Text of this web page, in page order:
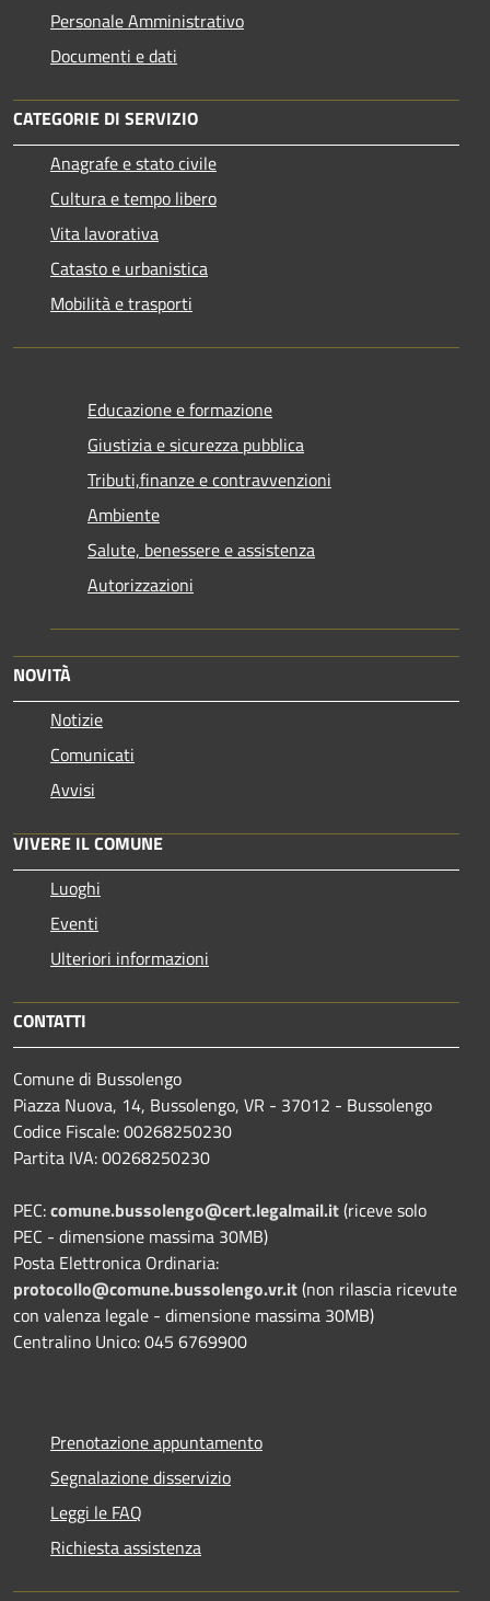
Personale Amministrativo
Documenti e dati
CATEGORIE DI SERVIZIO
Anagrafe e stato civile
Cultura e tempo libero
Vita lavorativa
Catasto e urbanistica
Mobilità e trasporti
Educazione e formazione
Giustizia e sicurezza pubblica
Tributi,finanze e contravvenzioni
Ambiente
Salute, benessere e assistenza
Autorizzazioni
NOVITÀ
Notizie
Comunicati
Avvisi
VIVERE IL COMUNE
Luoghi
Eventi
Ulteriori informazioni
CONTATTI
Comune di Bussolengo
Piazza Nuova, 14, Bussolengo, VR - 37012 - Bussolengo
Codice Fiscale: 00268250230
Partita IVA: 00268250230
PEC:comune.bussolengo@cert.legalmail.it(riceve solo
PEC - dimensione massima 30MB)
Posta Elettronica Ordinaria:
protocollo@comune.bussolengo.vr.it(non rilascia ricevute
con valenza legale - dimensione massima 30MB)
Centralino Unico: 045 6769900
Prenotazione appuntamento
Segnalazione disservizio
Leggi le FAQ
Richiesta assistenza